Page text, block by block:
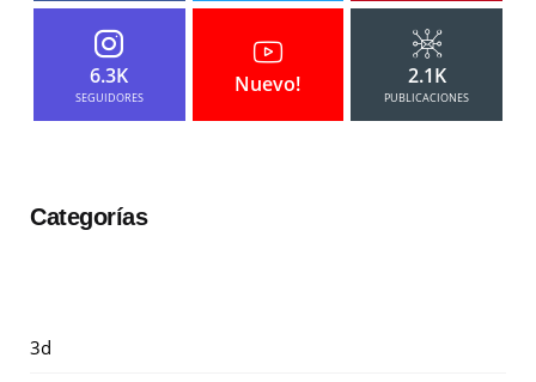
6.3K
SEGUIDORES
Nuevo! 2.1K
PUBLICACIONES
Categorías
3d